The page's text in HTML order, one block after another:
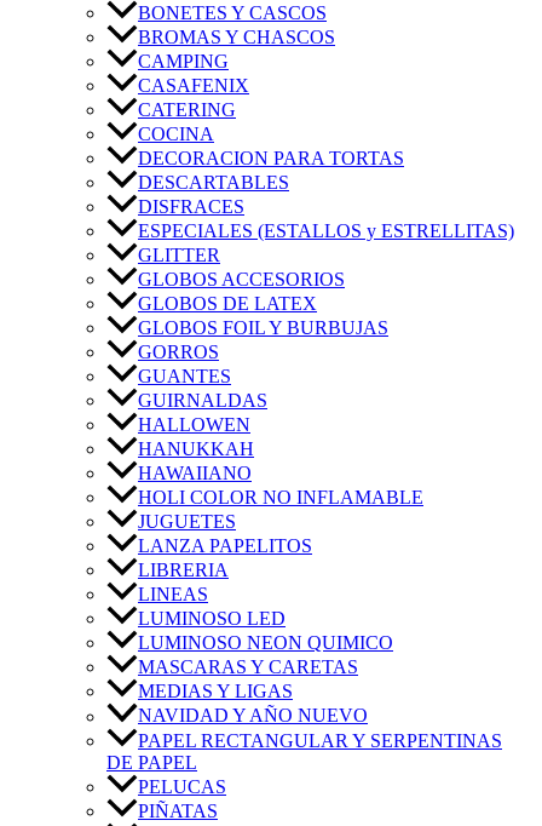
BONETES Y CASCOS
BROMAS Y CHASCOS
CAMPING
CASAFENIX
CATERING
COCINA
DECORACION PARA TORTAS
DESCARTABLES
DISFRACES
ESPECIALES (ESTALLOS y ESTRELLITAS)
GLITTER
GLOBOS ACCESORIOS
GLOBOS DE LATEX
GLOBOS FOIL Y BURBUJAS
GORROS
GUANTES
GUIRNALDAS
HALLOWEN
HANUKKAH
HAWAIIANO
HOLI COLOR NO INFLAMABLE
JUGUETES
LANZA PAPELITOS
LIBRERIA
LINEAS
LUMINOSO LED
LUMINOSO NEON QUIMICO
MASCARAS Y CARETAS
MEDIAS Y LIGAS
NAVIDAD Y AÑO NUEVO
PAPEL RECTANGULAR Y SERPENTINAS
DE PAPEL
PELUCAS
PIÑATAS